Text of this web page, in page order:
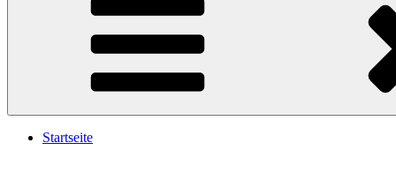
Startseite